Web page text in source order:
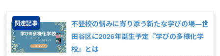
関連記事
不登校の悩みに寄り添う新たな学びの場―世
田谷区に2026年誕生予定『学びの多様化学
校』とは